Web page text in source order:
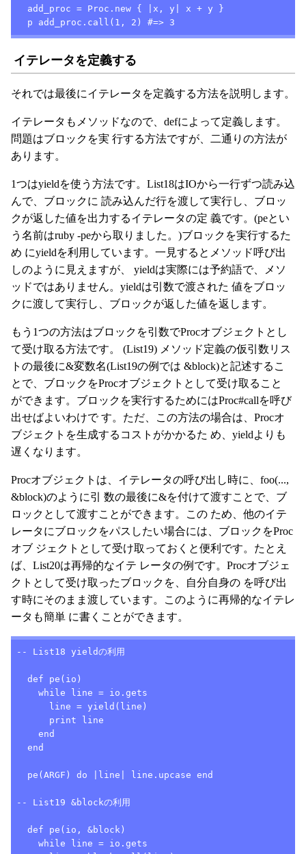
  add_proc = Proc.new { |x, y| x + y }
  p add_proc.call(1, 2) #=> 3
イテレータを定義する
それでは最後にイテレータを定義する方法を説明します。
イテレータもメソッドなので、defによって定義します。
問題はブロックを実 行する方法ですが、二通りの方法が
あります。
1つはyieldを使う方法です。List18はIOから一行ずつ読み込
んで、ブロックに 読み込んだ行を渡して実行し、ブロッ
クが返した値を出力するイテレータの定 義です。(peとい
う名前はruby -peから取りました。)ブロックを実行するた
め にyieldを利用しています。一見するとメソッド呼び出
しのように見えますが、 yieldは実際には予約語で、メソ
ッドではありません。yieldは引数で渡された 値をブロッ
クに渡して実行し、ブロックが返した値を返します。
もう1つの方法はブロックを引数でProcオブジェクトとし
て受け取る方法です。 (List19) メソッド定義の仮引数リス
トの最後に&変数名(List19の例では &block)と記述するこ
とで、ブロックをProcオブジェクトとして受け取ること
ができます。ブロックを実行するためにはProc#callを呼び
出せばよいわけで す。ただ、この方法の場合は、Procオ
ブジェクトを生成するコストがかかるた め、yieldよりも
遅くなります。
Procオブジェクトは、イテレータの呼び出し時に、foo(...,
&block)のように引 数の最後に&を付けて渡すことで、ブ
ロックとして渡すことができます。この ため、他のイテ
レータにブロックをパスしたい場合には、ブロックをProc
オブ ジェクトとして受け取っておくと便利です。たとえ
ば、List20は再帰的なイテ レータの例です。Procオブジェ
クトとして受け取ったブロックを、自分自身の を呼び出
す時にそのまま渡しています。このように再帰的なイテレ
ータも簡単 に書くことができます。
-- List18 yieldの利用
  def pe(io)
    while line = io.gets
      line = yield(line)
      print line
    end
  end
  pe(ARGF) do |line| line.upcase end
-- List19 &blockの利用
  def pe(io, &block)
    while line = io.gets